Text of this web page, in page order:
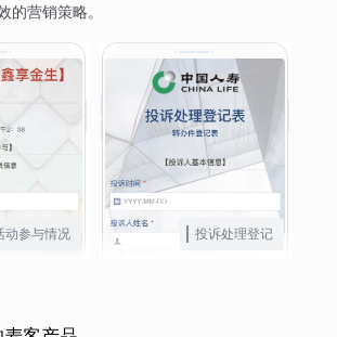
的营销策略。
动参与情况 投诉处理登记